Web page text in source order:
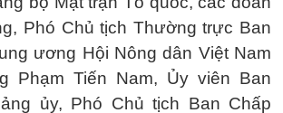
Phó Chủ tịch Thường trực Ban
ương Hội Nông dân Việt Nam
Phạm Tiến Nam, Ủy viên Ban
ủy, Phó Chủ tịch Ban Chấp